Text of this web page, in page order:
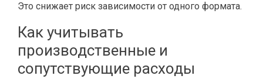
Это снижает риск зависимости от одного формата.
Как учитывать
производственные и
сопутствующие расходы